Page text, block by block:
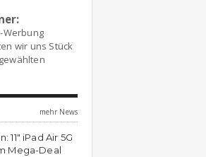
Werbung
wir uns Stück
mehr News
11″ iPad Air 5G
Mega-Deal